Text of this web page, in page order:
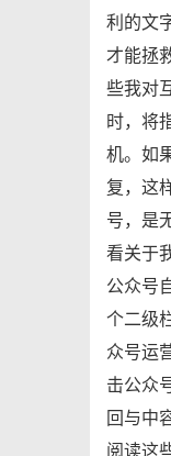
利的文
才能拯
些我对
时，将
机。如
复，这
号，是
看关于
公众号
个二级
众号运
击公众
回与中
阅读这